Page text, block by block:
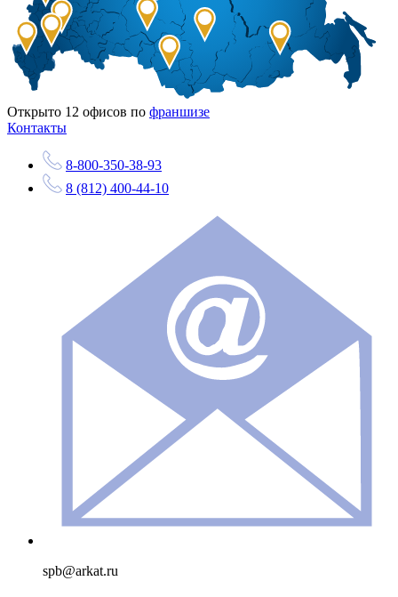
Открыто 12 офисов по франшизе
Контакты
8-800-350-38-93
8 (812) 400-44-10
spb@arkat.ru